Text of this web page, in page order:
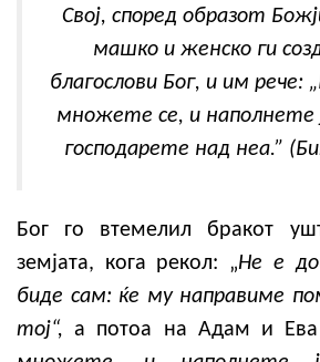
Свој, според образот
машко и женско ги
благослови Бог, и им рече:
множете се, и наполнете
господарете над неа.”
Бог го втемелил бракот
земјата, кога рекол: „Не е
биде сам: ќе му направиме
тој“, а потоа на Адам и